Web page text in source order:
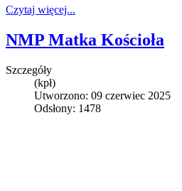
Czytaj więcej...
NMP Matka Kościoła
Szczegóły
(kpł)
Utworzono: 09 czerwiec 2025
Odsłony: 1478